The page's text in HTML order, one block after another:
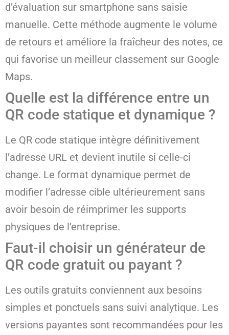
d’évaluation sur smartphone sans saisie
manuelle. Cette méthode augmente le volume
de retours et améliore la fraîcheur des notes, ce
qui favorise un meilleur classement sur Google
Maps.
Quelle est la différence entre un
QR code statique et dynamique ?
Le QR code statique intègre définitivement
l’adresse URL et devient inutile si celle-ci
change. Le format dynamique permet de
modifier l’adresse cible ultérieurement sans
avoir besoin de réimprimer les supports
physiques de l’entreprise.
Faut-il choisir un générateur de
QR code gratuit ou payant ?
Les outils gratuits conviennent aux besoins
simples et ponctuels sans suivi analytique. Les
versions payantes sont recommandées pour les